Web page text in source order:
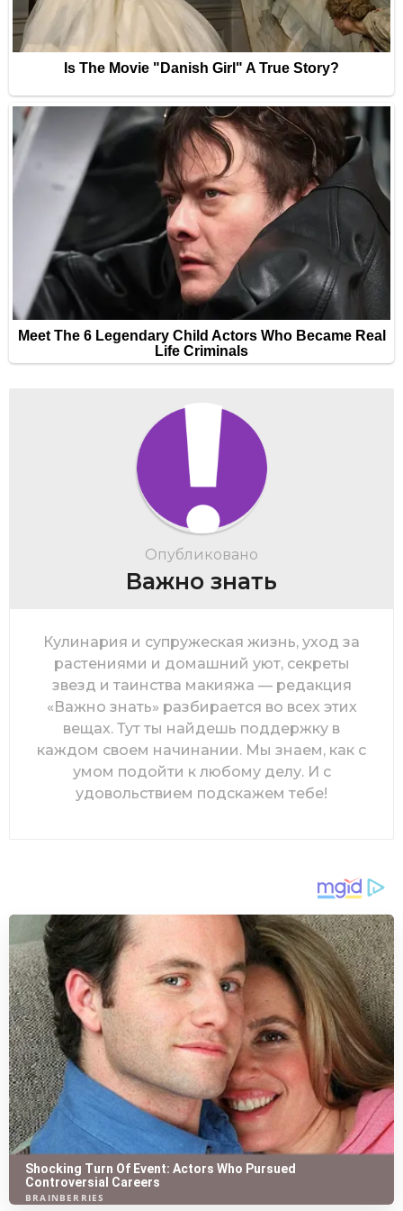
Опубликовано
Важно знать
Кулинария и супружеская жизнь, уход за
растениями и домашний уют, секреты
звезд и таинства макияжа — редакция
«Важно знать» разбирается во всех этих
вещах. Тут ты найдешь поддержку в
каждом своем начинании. Мы знаем, как с
умом подойти к любому делу. И с
удовольствием подскажем тебе!